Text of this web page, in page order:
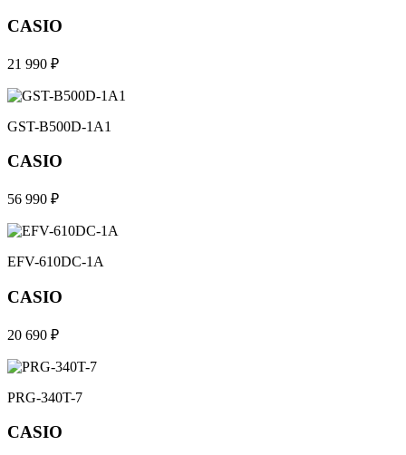
CASIO
21 990 ₽
GST-B500D-1A1
CASIO
56 990 ₽
EFV-610DC-1A
CASIO
20 690 ₽
PRG-340T-7
CASIO